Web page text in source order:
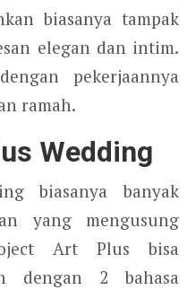
biasanya tampak
elegan dan intim.
pekerjaannya
ramah.
Wedding
biasanya banyak
yang mengusung
Art Plus bisa
dengan 2 bahasa